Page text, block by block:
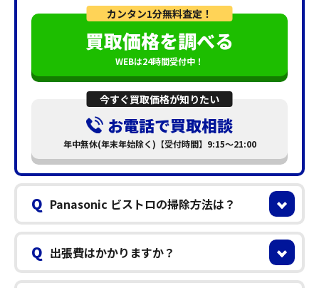
カンタン1分無料査定！
買取価格を調べる
WEBは24時間受付中！
今すぐ買取価格が知りたい
お電話で買取相談
年中無休(年末年始除く)【受付時間】9:15～21:00
Q Panasonic ビストロの掃除方法は？
Q 出張費はかかりますか？